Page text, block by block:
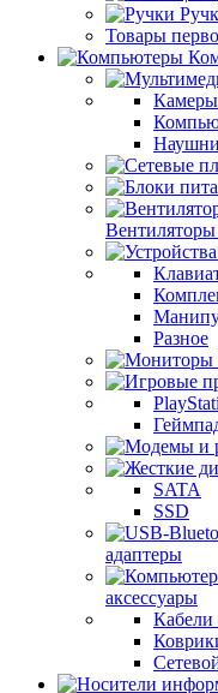
Товары
Вентиляторы
Разное
SATA
SSD
адаптеры
аксессуары
Кабели